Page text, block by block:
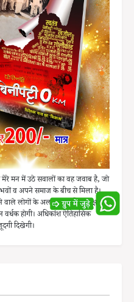
मन में उठे सवालों का वह जवाब है, जो
व अपने समाज के बीच से मिला है।
वाले लोगों के अलावे माध्यमिक कक्षाओं
वर्धक होगी। अधिकांश ऐतिहासिक
दिखेगी।